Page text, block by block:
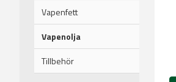
Vapenfett
Vapenolja
Tillbehör